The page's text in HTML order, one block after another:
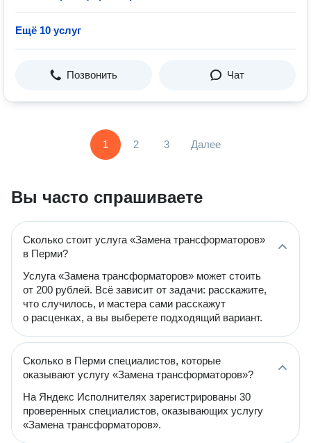
Ещё 10 услуг
Позвонить Чат
1 2 3 Далее
Вы часто спрашиваете
Сколько стоит услуга «Замена трансформаторов»
в Перми?
Услуга «Замена трансформаторов» может стоить
от 200 рублей. Всё зависит от задачи: расскажите,
что случилось, и мастера сами расскажут
о расценках, а вы выберете подходящий вариант.
Сколько в Перми специалистов, которые
оказывают услугу «Замена трансформаторов»?
На Яндекс Исполнителях зарегистрированы 30
проверенных специалистов, оказывающих услугу
«Замена трансформаторов».